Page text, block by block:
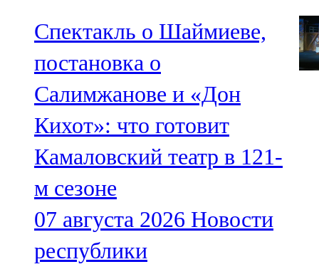
Спектакль о Шаймиеве,
постановка о
Салимжанове и «Дон
Кихот»: что готовит
Камаловский театр в 121-
м сезоне
07 августа 2026 Новости
республики